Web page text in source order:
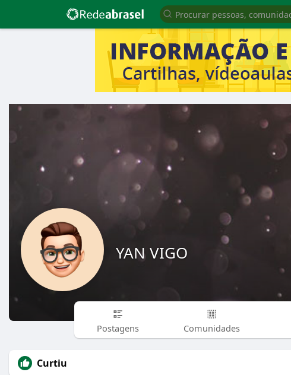
YAN VIGO
Postagens Comunidades
Curtiu